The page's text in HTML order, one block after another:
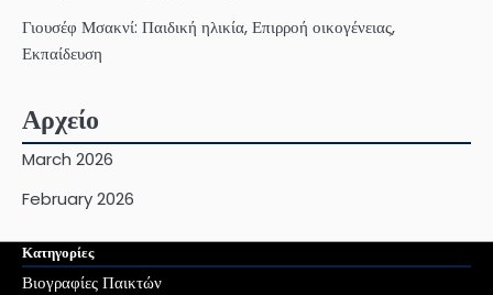
Γιουσέφ Μσακνί: Παιδική ηλικία, Επιρροή οικογένειας,
Εκπαίδευση
Αρχείο
March 2026
February 2026
Κατηγορίες
Βιογραφίες Παικτών